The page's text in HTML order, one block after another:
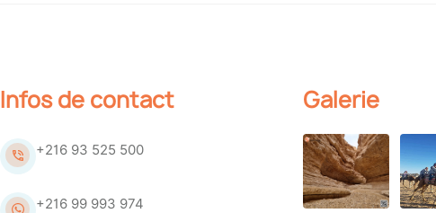
Infos de contact
+216 93 525 500
+216 99 993 974
Galerie